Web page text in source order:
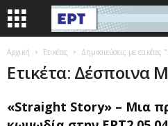
Αρχική Ετικέτες Δημοσιεύσεις με
Ετικέτα: Δέσποινα
«Straight Story» – Μια